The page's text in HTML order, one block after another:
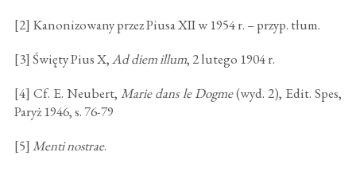
[2] Kanonizowany przez Piusa XII w 1954 r. – przyp. tłum.
[3] Święty Pius X,Ad diem illum, 2 lutego 1904 r.
[4] Cf. E. Neubert,Marie dans le Dogme(wyd. 2), Edit. Spes,
Paryż 1946, s. 76-79
[5] Menti nostrae.